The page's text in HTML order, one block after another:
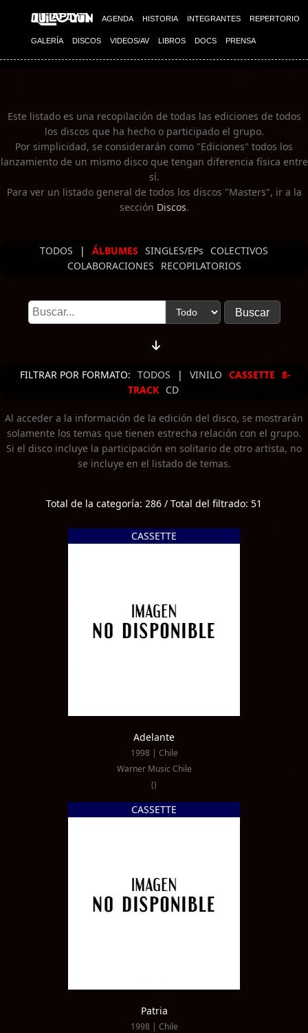
AGENDA HISTORIA INTEGRANTES REPERTORIO
GALERÍA DISCOS VIDEOS/AV LIBROS DOCS PRENSA
Imagen 01
Imagen 02
Este listado es una recopilación de todas las ediciones de todos
los discos que ha hecho o participado el grupo.
Por simplicidad, se considerarán como "Ediciones" todos los
lanzamiento de un mismo disco que tengan diferencia física entre
sí.
Para ver un listado general de todos los discos "Masters", ir a la
sección Discos.
TODOS | ÁLBUMES SINGLES/EPs
COLECTIVOS
COLABORACIONES
RECOPILATORIOS
FILTRAR POR FORMATO: TODOS | VINILO CASSETTE 8-
TRACK
CD
Al acceder a la información de la edición del disco, se mostrarán
solamente los temas que tienen estrecha relación con el grupo.
Si el disco incluye la participación en solitario de otro artista, no
se incluye en el listado de temas.
Total de la categoría: 286 / Total del filtrado: 51
CASSETTE
Adelante
1998 | Chile
Warner Music Chile
()
CASSETTE
Patria
1998 | Chile